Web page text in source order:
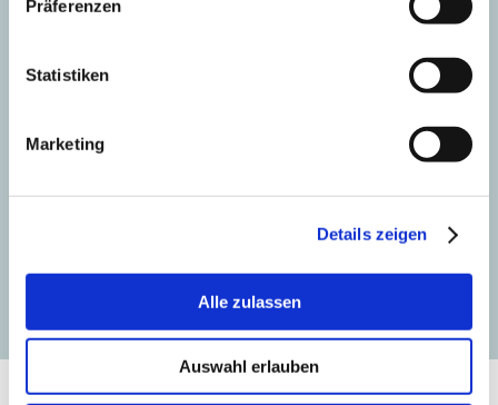
Präferenzen
Statistiken
Marketing
Details zeigen
Alle zulassen
Auswahl erlauben
Damit bekomme ich den Kopf